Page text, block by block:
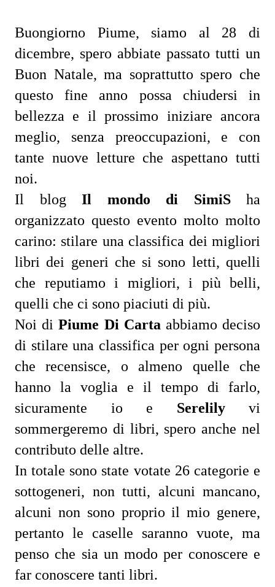
Buongiorno Piume, siamo al 28 di
dicembre, spero abbiate passato tutti un
Buon Natale, ma soprattutto spero che
questo fine anno possa chiudersi in
bellezza e il prossimo iniziare ancora
meglio, senza preoccupazioni, e con
tante nuove letture che aspettano tutti
noi.
Il blog Il mondo di SimiSha
organizzato questo evento molto molto
carino: stilare una classifica dei migliori
libri dei generi che si sono letti, quelli
che reputiamo i migliori, i più belli,
quelli che ci sono piaciuti di più.
Noi diPiume Di Carta abbiamo deciso
di stilare una classifica per ogni persona
che recensisce, o almeno quelle che
hanno la voglia e il tempo di farlo,
sicuramente io e Serelilyvi
sommergeremo di libri, spero anche nel
contributo delle altre.
In totale sono state votate 26 categorie e
sottogeneri, non tutti, alcuni mancano,
alcuni non sono proprio il mio genere,
pertanto le caselle saranno vuote, ma
penso che sia un modo per conoscere e
far conoscere tanti libri.